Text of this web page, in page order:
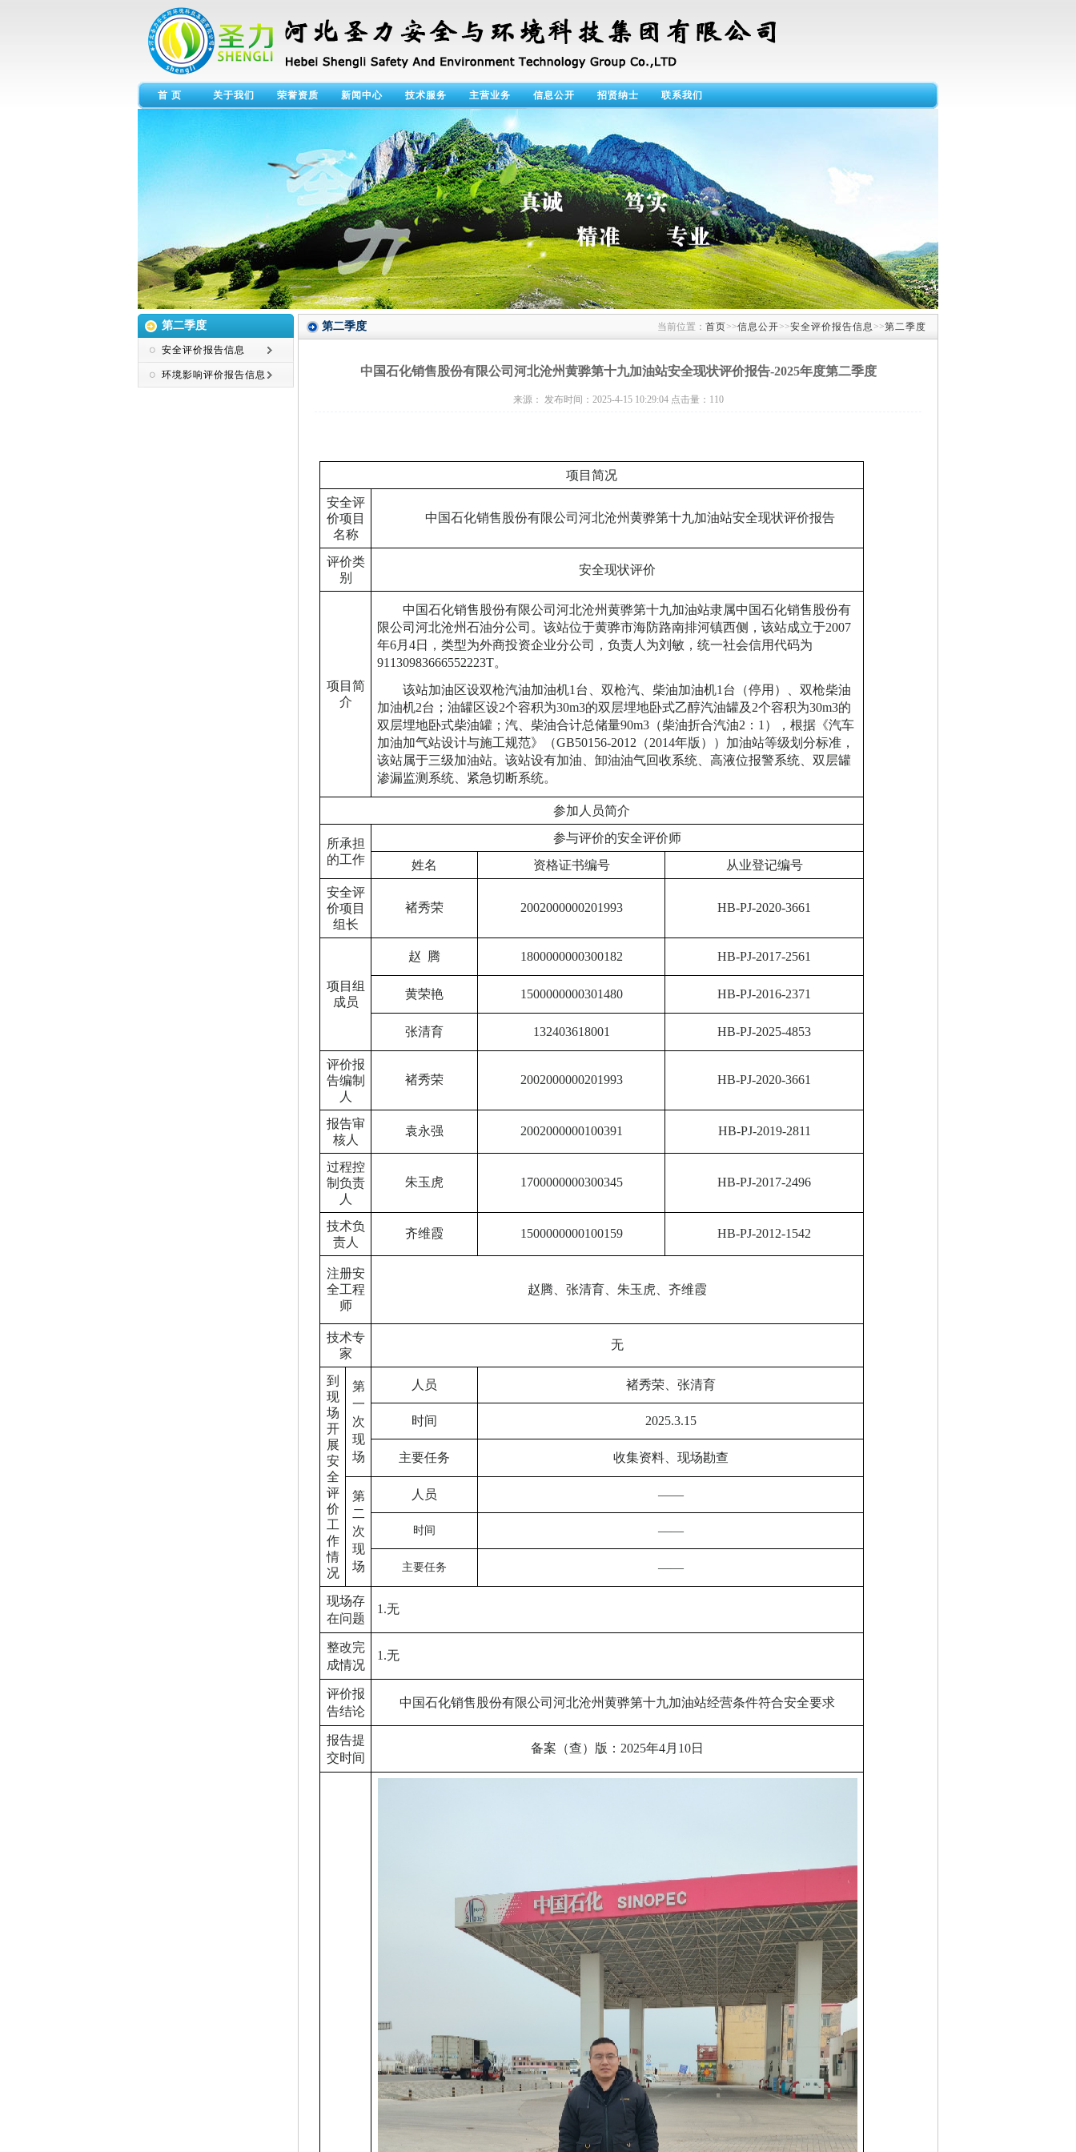
首 页 关于我们 荣誉资质 新闻中心 技术服务 主营业务 信息公开 招贤纳士 联系我们
第二季度
安全评价报告信息
环境影响评价报告信息
当前位置： 首页>>信息公开>>安全评价报告信息 >>第二季度
第二季度
中国石化销售股份有限公司河北沧州黄骅第十九加油站安全现状评价报告-2025年度第二季度
来源： 发布时间：2025-4-15 10:29:04 点击量： 110
项目简况
安全评
价项目
名称
中国石化销售股份有限公司河北沧州黄骅第十九加油站安全现状评价报告
评价类
别
安全现状评价
项目简
介
中国石化销售股份有限公司河北沧州黄骅第十九加油站隶属中国石化销售股份有
限公司河北沧州石油分公司。该站位于黄骅市海防路南排河镇西侧，该站成立于2007
年6月4日，类型为外商投资企业分公司，负责人为刘敏，统一社会信用代码为
91130983666552223T。
该站加油区设双枪汽油加油机1台、双枪汽、柴油加油机1台（停用）、双枪柴油
加油机2台；油罐区设2个容积为30m3的双层埋地卧式乙醇汽油罐及2个容积为30m3的
双层埋地卧式柴油罐；汽、柴油合计总储量90m3（柴油折合汽油2：1），根据《汽车
加油加气站设计与施工规范》（GB50156-2012（2014年版））加油站等级划分标准，
该站属于三级加油站。该站设有加油、卸油油气回收系统、高液位报警系统、双层罐
渗漏监测系统、紧急切断系统。
参加人员简介
所承担
的工作
参与评价的安全评价师
姓名
资格证书编号
从业登记编号
安全评
价项目
组长
褚秀荣 2002000000201993 HB-PJ-2020-3661
项目组
成员
赵 腾 1800000000300182 HB-PJ-2017-2561
黄荣艳 1500000000301480 HB-PJ-2016-2371
张清育 132403618001 HB-PJ-2025-4853
评价报
告编制
人
褚秀荣 2002000000201993 HB-PJ-2020-3661
报告审
核人
袁永强 2002000000100391 HB-PJ-2019-2811
过程控
制负责
人
朱玉虎 1700000000300345 HB-PJ-2017-2496
技术负
责人
齐维霞 1500000000100159 HB-PJ-2012-1542
注册安
全工程
师
赵腾、张清育、朱玉虎、齐维霞
技术专
家
无
到
现
场
开
展
安
全
评
价
工
作
情
况
第
一
次
现
场
人员 褚秀荣、张清育
时间 2025.3.15
主要任务 收集资料、 现场勘查
第
二
次
现
场
人员 ——
时间 ——
主要任务 ——
现场存
在问题
1.无
整改完
成情况
1.无
评价报
告结论
中国石化销售股份有限公司河北沧州黄骅第十九加油站经营条件符合安全要求
报告提
交时间
备案（查）版： 2025年4月 10日